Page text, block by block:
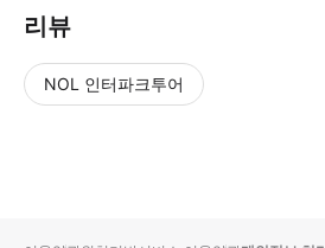
리뷰
NOL 인터파크투어